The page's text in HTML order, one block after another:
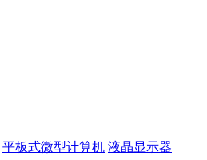
平板式微型计算机 液晶显示器